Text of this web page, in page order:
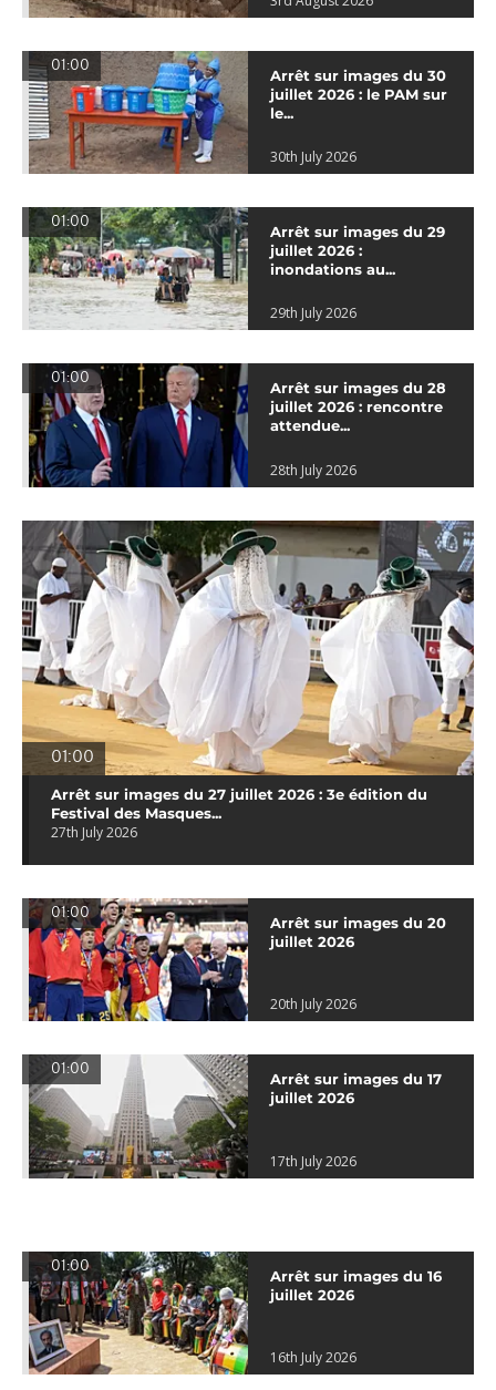
01:00
Arrêt sur images du 30
juillet 2026 : le PAM sur
le...
30th July 2026
01:00
Arrêt sur images du 29
juillet 2026 :
inondations au...
29th July 2026
01:00
Arrêt sur images du 28
juillet 2026 : rencontre
attendue...
28th July 2026
01:00
Arrêt sur images du 27 juillet 2026 : 3e édition du
Festival des Masques...
27th July 2026
01:00
Arrêt sur images du 20
juillet 2026
20th July 2026
01:00
Arrêt sur images du 17
juillet 2026
17th July 2026
01:00
Arrêt sur images du 16
juillet 2026
16th July 2026